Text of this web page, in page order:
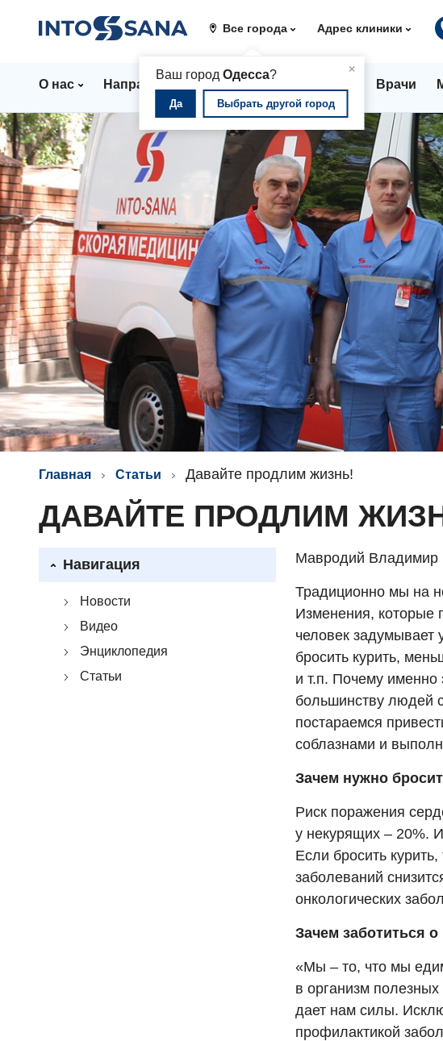
Все города
×
Ваш город Одесса?
Да Выбрать другой город
Адрес клиники
О нас Направления Стационар Врачи
Главная Статьи Давайте продлим жизнь!
ДАВАЙТЕ ПРОДЛИМ
Навигация
Новости
Видео
Энциклопедия
Статьи
Мавродий Владимир
Традиционно мы на
Изменения, которые
человек задумывает
бросить курить,
и т.п. Почему именно
большинству людей
постараемся
соблазнами и
Зачем нужно
Риск поражения
у некурящих – 20%.
Если бросить
заболеваний
онкологических
Зачем заботиться о
«Мы – то, что мы
в организм
дает нам силы.
профилактикой